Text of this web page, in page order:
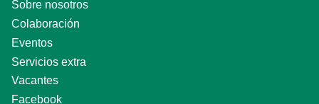
Sobre nosotros
Colaboración
Eventos
Servicios extra
Vacantes
Facebook